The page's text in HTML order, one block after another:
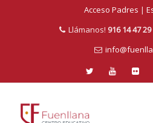
Acceso Padres |
Llámanos! 916 14 47 29